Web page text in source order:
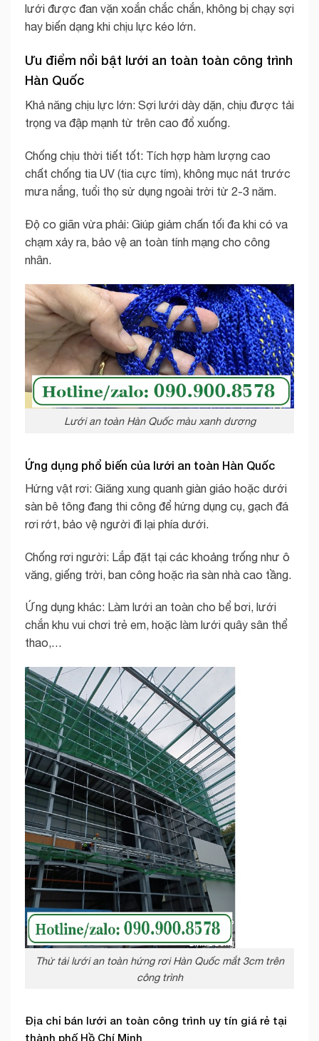
lưới được đan vặn xoắn chắc chắn, không bị chạy sợi
hay biến dạng khi chịu lực kéo lớn.
Ưu điểm nổi bật lưới an toàn toàn công trình
Hàn Quốc
Khả năng chịu lực lớn: Sợi lưới dày dặn, chịu được tải
trọng va đập mạnh từ trên cao đổ xuống.
Chống chịu thời tiết tốt: Tích hợp hàm lượng cao
chất chống tia UV (tia cực tím), không mục nát trước
mưa nắng, tuổi thọ sử dụng ngoài trời từ 2-3 năm.
Độ co giãn vừa phải: Giúp giảm chấn tối đa khi có va
chạm xảy ra, bảo vệ an toàn tính mạng cho công
nhân.
Lưới an toàn Hàn Quốc màu xanh dương
Ứng dụng phổ biến của lưới an toàn Hàn Quốc
Hứng vật rơi: Giăng xung quanh giàn giáo hoặc dưới
sàn bê tông đang thi công để hứng dụng cụ, gạch đá
rơi rớt, bảo vệ người đi lại phía dưới.
Chống rơi người: Lắp đặt tại các khoảng trống như ô
văng, giếng trời, ban công hoặc rìa sàn nhà cao tầng.
Ứng dụng khác: Làm lưới an toàn cho bể bơi, lưới
chắn khu vui chơi trẻ em, hoặc làm lưới quây sân thể
thao,…
Thử tải lưới an toàn hứng rơi Hàn Quốc mắt 3cm trên
công trình
Địa chỉ bán lưới an toàn công trình uy tín giá rẻ tại
thành phố Hồ Chí Minh